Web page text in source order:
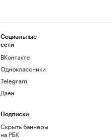
Социальные
сети
ВКонтакте
Одноклассники
Telegram
Дзен
Подписки
Скрыть баннеры
на РБК